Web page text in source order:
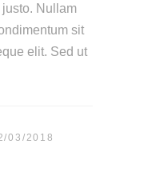
Nullam
sit
elit. Sed ut
03/2018